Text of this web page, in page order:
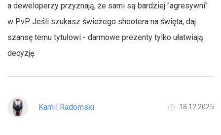
a deweloperzy przyznają, że sami są bardziej "agresywni"
w PvP. Jeśli szukasz świeżego shootera na święta, daj
szansę temu tytułowi - darmowe prezenty tylko ułatwiają
decyzję.
Kamil Radomski 18.12.2025